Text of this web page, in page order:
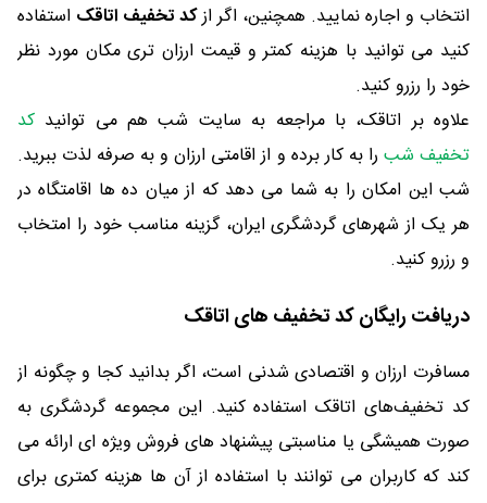
انتخاب و اجاره نمایید. همچنین، اگر ازکد تخفیف اتاقک استفاده
کنید می توانید با هزینه کمتر و قیمت ارزان تری مکان مورد نظر
خود را رزرو کنید.
علاوه بر اتاقک، با مراجعه به سایت شب هم می توانید کد
تخفیف شب را به کار برده و از اقامتی ارزان و به صرفه لذت ببرید.
شب این امکان را به شما می دهد که از میان ده ها اقامتگاه در
هر یک از شهرهای گردشگری ایران، گزینه مناسب خود را امتخاب
و رزرو کنید.
دریافت رایگان کد تخفیف های اتاقک
مسافرت ارزان و اقتصادی شدنی است، اگر بدانید کجا و چگونه از
کد تخفیف‌های اتاقک استفاده کنید. این مجموعه گردشگری به
صورت همیشگی یا مناسبتی پیشنهاد های فروش ویژه ای ارائه می
کند که کاربران می توانند با استفاده از آن ها هزینه کمتری برای